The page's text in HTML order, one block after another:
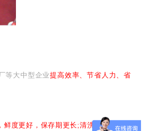
等大中型企业提高效率、节省人力、省
鲜度更好，保存期更长;清洗能力大，清